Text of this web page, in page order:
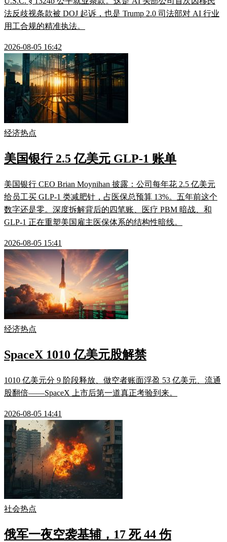
法反歧视条款被 DOJ 起诉，也是 Trump 2.0 司法部对 AI 行业
用工合规的精准执法。
2026-08-05 16:42
经济热点
美国银行 2.5 亿美元 GLP-1 账单
美国银行 CEO Brian Moynihan 披露：公司每年花 2.5 亿美元
给员工买 GLP-1 类减肥针，占医保总预算 13%。五年前这个
数字还是零。深度拆解背后的四笔账、医疗 PBM 暗战、和
GLP-1 正在重塑美国雇主医保体系的结构性暗线。
2026-08-05 15:41
经济热点
SpaceX 1010 亿美元股解禁
1010 亿美元分 9 阶段释放、做空者账面浮盈 53 亿美元、流通
股翻倍——SpaceX 上市后第一道真正考验到来。
2026-08-05 14:41
社会热点
俄军一夜空袭基辅，17 死 44 伤